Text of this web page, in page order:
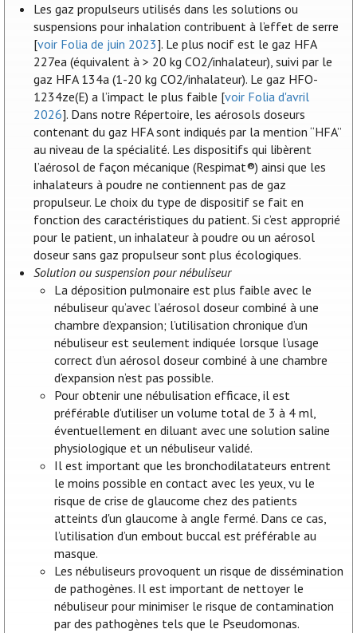
Les gaz propulseurs utilisés dans les solutions ou
suspensions pour inhalation contribuent à l’effet de serre
[voir Folia de juin 2023]. Le plus nocif est le gaz HFA
227ea (équivalent à > 20 kg CO2/inhalateur), suivi par le
gaz HFA 134a (1-20 kg CO2/inhalateur). Le gaz HFO-
1234ze(E) a l’impact le plus faible [voir Folia d'avril
2026]. Dans notre Répertoire, les aérosols doseurs
contenant du gaz HFA sont indiqués par la mention “HFA”
au niveau de la spécialité. Les dispositifs qui libèrent
l’aérosol de façon mécanique (Respimat®) ainsi que les
inhalateurs à poudre ne contiennent pas de gaz
propulseur. Le choix du type de dispositif se fait en
fonction des caractéristiques du patient. Si c’est approprié
pour le patient, un inhalateur à poudre ou un aérosol
doseur sans gaz propulseur sont plus écologiques.
Solution ou suspension pour nébuliseur
La déposition pulmonaire est plus faible avec le
nébuliseur qu’avec l’aérosol doseur combiné à une
chambre d’expansion; l’utilisation chronique d’un
nébuliseur est seulement indiquée lorsque l’usage
correct d’un aérosol doseur combiné à une chambre
d’expansion n’est pas possible.
Pour obtenir une nébulisation efficace, il est
préférable d'utiliser un volume total de 3 à 4 ml,
éventuellement en diluant avec une solution saline
physiologique et un nébuliseur validé.
Il est important que les bronchodilatateurs entrent
le moins possible en contact avec les yeux, vu le
risque de crise de glaucome chez des patients
atteints d'un glaucome à angle fermé. Dans ce cas,
l’utilisation d’un embout buccal est préférable au
masque.
Les nébuliseurs provoquent un risque de dissémination
de pathogènes. Il est important de nettoyer le
nébuliseur pour minimiser le risque de contamination
par des pathogènes tels que le Pseudomonas.